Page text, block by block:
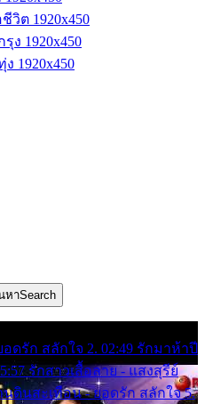
หาSearch
อดรัก สลักใจ 2. 02:49 รักมาห้าปี
รักสาวเสื้อลาย - แสงสุรีย์
นดินสะเทือน - ยอดรัก สลักใจ 5.